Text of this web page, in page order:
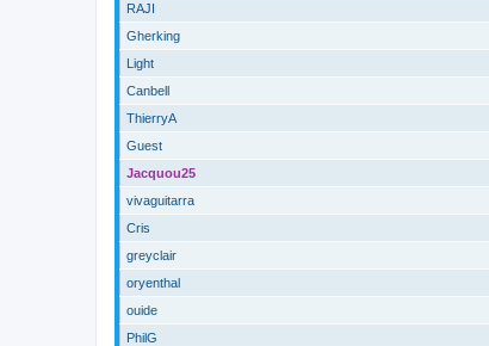
RAJI
Gherking
Light
Canbell
ThierryA
Guest
Jacquou25
vivaguitarra
Cris
greyclair
oryenthal
ouide
PhilG